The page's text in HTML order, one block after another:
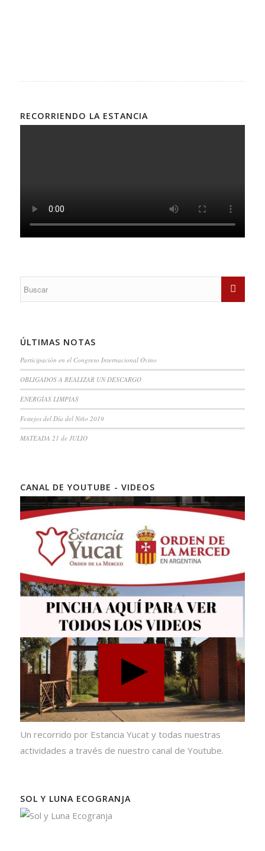
RECORRIENDO LA ESTANCIA
ÚLTIMAS NOTAS
Participación en el Congreso Internacional Ovino
OBLIGADOS A REALIZAR UN DESCARGO
ENERGÍAS LIMPIAS
Festejos del Día del Niño 2019
MATEADA 21 de JULIO
CANAL DE YOUTUBE - VIDEOS
Un recorrido por Estancia Yucat y todas nuestras
actividades a través de nuestro canal de Youtube.
SOL Y LUNA ECOGRANJA